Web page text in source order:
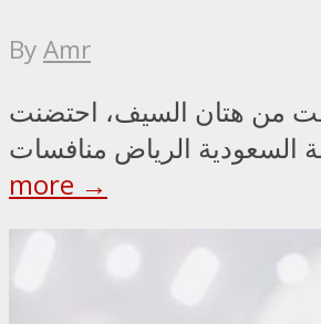
ByAmr
من هتان السيف، احتضنت
more →